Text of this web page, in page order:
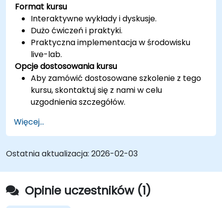
Format kursu
Interaktywne wykłady i dyskusje.
Dużo ćwiczeń i praktyki.
Praktyczna implementacja w środowisku
live-lab.
Opcje dostosowania kursu
Aby zamówić dostosowane szkolenie z tego
kursu, skontaktuj się z nami w celu
uzgodnienia szczegółów.
Więcej...
Ostatnia aktualizacja: 2026-02-03
Opinie uczestników (1)